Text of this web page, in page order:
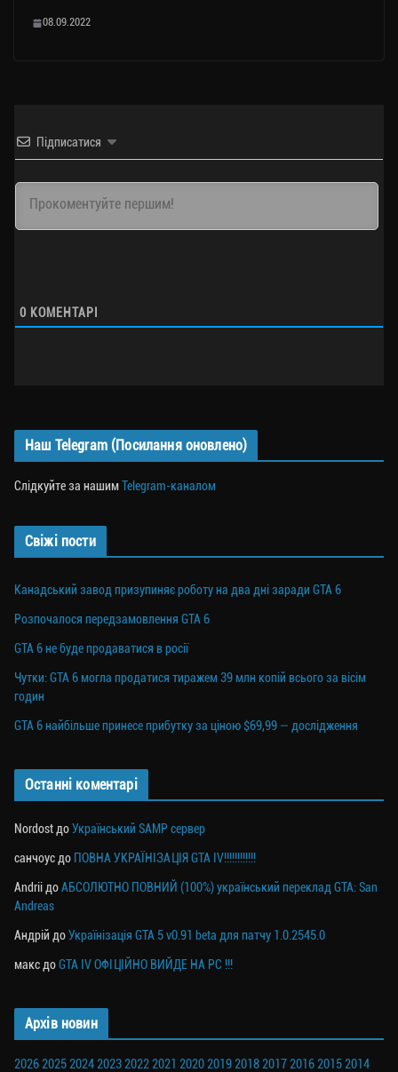
08.09.2022
Підписатися
0 КОМЕНТАРІ
Наш Telegram (Посилання оновлено)
Слідкуйте за нашимTelegram-каналом
Свіжі пости
Канадський завод призупиняє роботу на два дні заради GTA 6
Розпочалося передзамовлення GTA 6
GTA 6 не буде продаватися в росії
Чутки: GTA 6 могла продатися тиражем 39 млн копій всього за вісім
годин
GTA 6 найбільше принесе прибутку за ціною $69,99 — дослідження
Останні коментарі
NordostдоУкраїнський SAMP сервер
санчоусдо ПОВНА УКРАЇНІЗАЦІЯ GTA IV!!!!!!!!!!!!
AndriiдоАБСОЛЮТНО ПОВНИЙ (100%) український переклад GTA: San
Andreas
Андрій доУкраїнізація GTA 5 v0.91 beta для патчу 1.0.2545.0
максдоGTA IV ОФІЦІЙНО ВИЙДЕ НА PC !!!
Архів новин
202620252024202320222021 2020201920182017201620152014